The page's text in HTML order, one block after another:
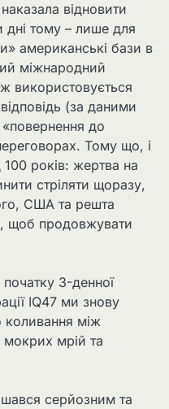
відновити
дні тому – лише для
американські бази в
міжнародний
використовується
(за даними
до
Тому що, і
років: жертва на
стріляти щоразу,
США та решта
щоб продовжувати
початку 3-денної
IQ47 ми знову
коливання між
мокрих мрій та
серйозним та